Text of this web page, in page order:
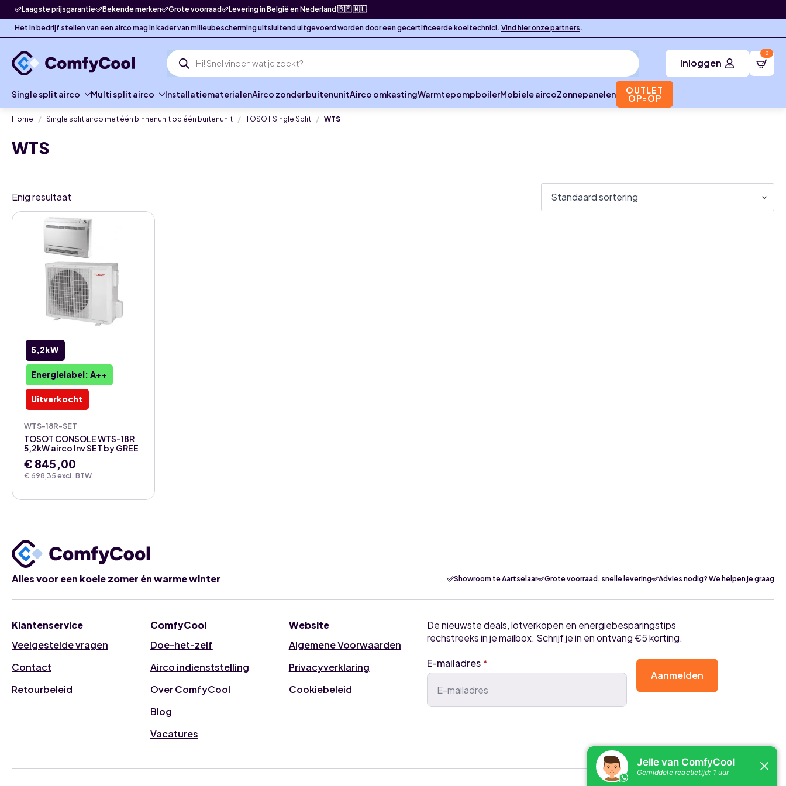
Laagste prijsgarantie Bekende merken Grote voorraad Levering in België en Nederland 🇧🇪 🇳🇱
Het in bedrijf stellen van een airco mag in kader van milieubescherming uitsluitend uitgevoerd worden door een gecertificeerde koeltechnici. Vind hier onze partners.
Producten
zoeken Inloggen
0
Single split airco Multi split airco InstallatiematerialenAirco zonder buitenunitAirco omkastingWarmtepompboilerMobiele aircoZonnepanelen OUTLET
OP=OP
Home Single split airco met één binnenunit op één buitenunit TOSOT Single Split WTS
WTS
Enig resultaat
5,2kW
Energielabel: A++
Uitverkocht
WTS-18R-SET
€ 698,35 excl. BTW
TOSOT CONSOLE WTS-18R
5,2kW airco Inv SET by GREE
€ 845,00
Alles voor een koele zomer én warme winter Showroom te Aartselaar Grote voorraad, snelle levering Advies nodig? We helpen je graag
Klantenservice
Veelgestelde vragen
Contact
Retourbeleid
ComfyCool
Doe-het-zelf
Airco indienststelling
Over ComfyCool
Blog
Vacatures
Website
Algemene Voorwaarden
Privacyverklaring
Cookiebeleid
De nieuwste deals, lotverkopen en energiebesparingstips
rechstreeks in je mailbox. Schrijf je in en ontvang €5 korting.
E-mailadres *
Aanmelden